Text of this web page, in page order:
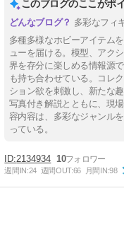
このブログのここがポ
多彩なフィ
多種多様なホビーアイテム
ューを届ける。模型、アク
界を存分に楽しめる情報源
も持ち合わせている。コレ
ション欲を刺激し、新たな
写真付き解説とともに、現
容内容は、多彩なジャンル
っている。
2134934 10
週間IN:24 週間OUT:66 月間IN:98